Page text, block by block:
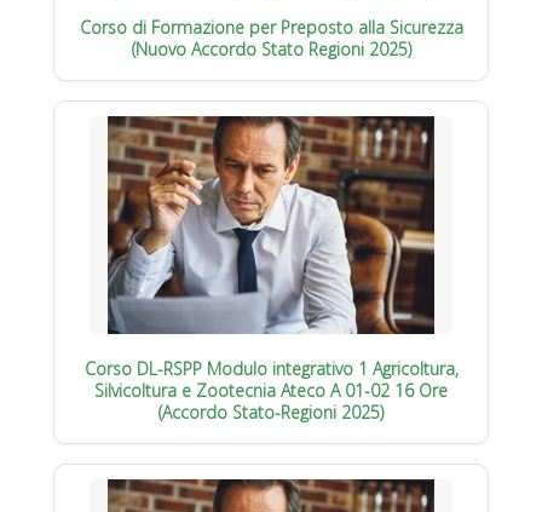
Corso di Formazione per Preposto alla Sicurezza
(Nuovo Accordo Stato Regioni 2025)
Corso DL-RSPP Modulo integrativo 1 Agricoltura,
Silvicoltura e Zootecnia Ateco A 01-02 16 Ore
(Accordo Stato-Regioni 2025)